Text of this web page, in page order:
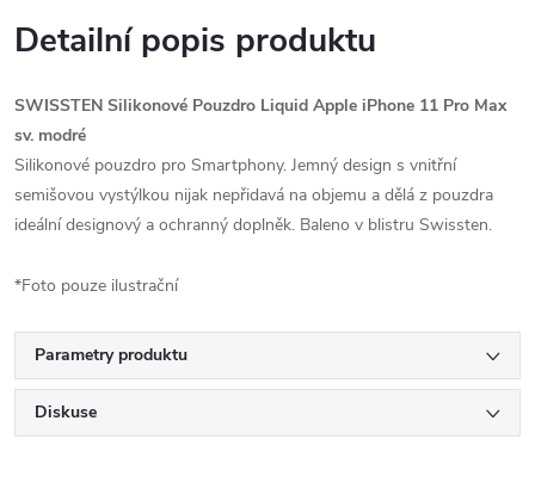
Detailní popis produktu
SWISSTEN Silikonové Pouzdro Liquid Apple iPhone 11 Pro Max
sv. modré
Silikonové pouzdro pro Smartphony. Jemný design s vnitřní
semišovou vystýlkou nijak nepřidavá na objemu a dělá z pouzdra
ideální designový a ochranný doplněk. Baleno v blistru Swissten.
*Foto pouze ilustrační
Parametry produktu
Diskuse